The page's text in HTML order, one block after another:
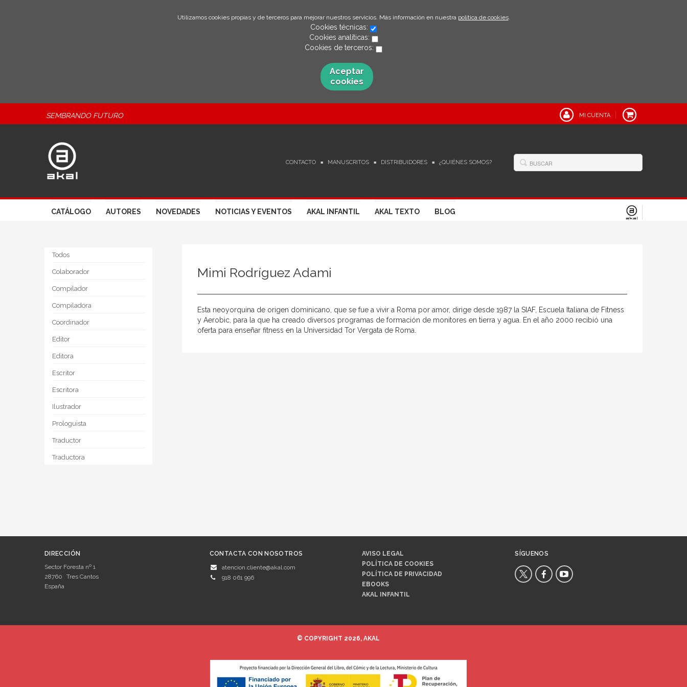
Utilizamos cookies propias y de terceros para mejorar nuestros servicios. Más información en nuestra política de cookies.
Cookies técnicas:
Cookies analíticas:
Cookies de terceros:
Aceptar
cookies
SEMBRANDO FUTURO MI CUENTA
CONTACTO MANUSCRITOS DISTRIBUIDORES ¿QUIÉNES SOMOS?
CATÁLOGO AUTORES NOVEDADES NOTICIAS Y EVENTOS AKAL INFANTIL AKAL TEXTO BLOG
Todos
Colaborador
Compilador
Compiladora
Coordinador
Editor
Editora
Escritor
Escritora
Ilustrador
Prologuista
Traductor
Traductora
Mimi Rodríguez Adami
Esta neoyorquina de origen dominicano, que se fue a vivir a Roma por amor, dirige desde 1987 la SIAF, Escuela Italiana de Fitness
y Aerobic, para la que ha creado diversos programas de formación de monitores en tierra y agua. En el año 2000 recibió una
oferta para enseñar fitness en la Universidad Tor Vergata de Roma.
DIRECCIÓN
Sector Foresta nº 1
28760
Tres Cantos
España
CONTACTA CON NOSOTROS
atencion.cliente@akal.com
918 061 996
AVISO LEGAL
POLÍTICA DE COOKIES
POLÍTICA DE PRIVACIDAD
EBOOKS
AKAL INFANTIL
SÍGUENOS
© COPYRIGHT 2026, AKAL